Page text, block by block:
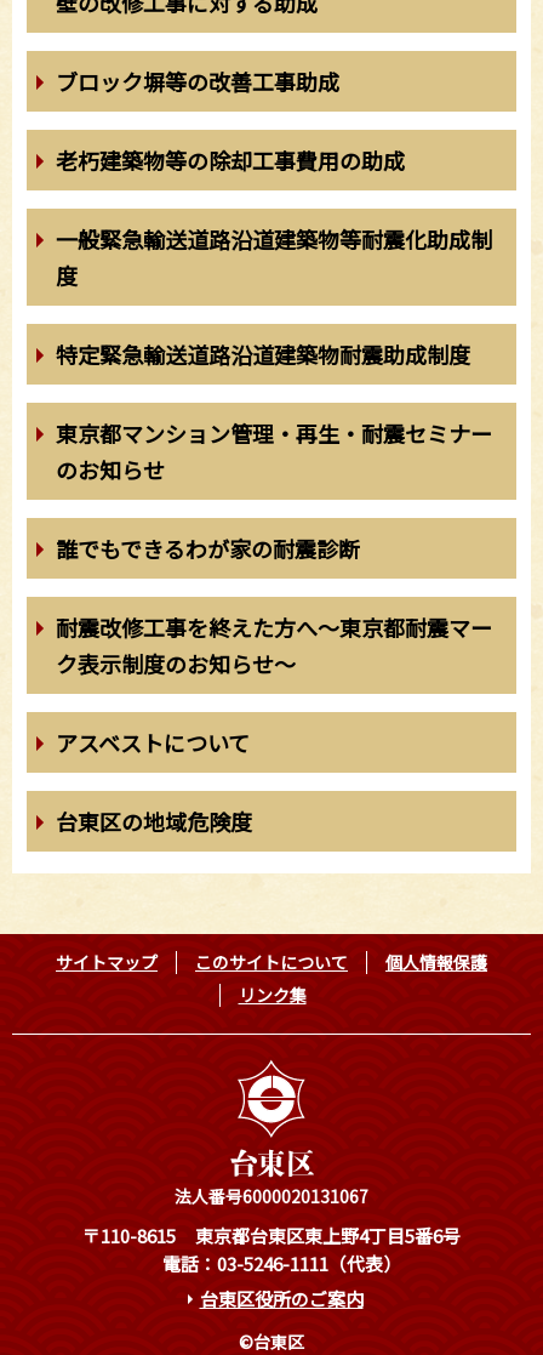
ブロック塀等の改善工事助成
老朽建築物等の除却工事費用の助成
一般緊急輸送道路沿道建築物等耐震化助成制
度
特定緊急輸送道路沿道建築物耐震助成制度
東京都マンション管理・再生・耐震セミナー
のお知らせ
誰でもできるわが家の耐震診断
耐震改修工事を終えた方へ～東京都耐震マー
ク表示制度のお知らせ～
アスベストについて
台東区の地域危険度
サイトマップ このサイトについて
個人情報保護
リンク集
法人番号6000020131067
〒110-8615
東京都台東区東上野4丁目5番6号
電話：03-5246-1111（代表）
台東区役所のご案内
©台東区